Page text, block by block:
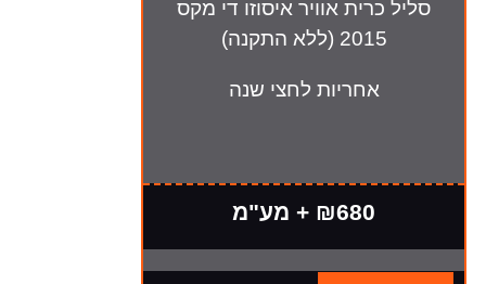
סליל כרית אוויר איסוזו די מקס
2015 (ללא התקנה)
אחריות לחצי שנה
₪680 + מע"מ